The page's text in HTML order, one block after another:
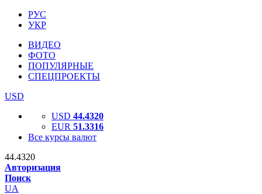
РУС
УКР
ВИДЕО
ФОТО
ПОПУЛЯРНЫЕ
СПЕЦПРОЕКТЫ
USD
USD 44.4320
EUR 51.3316
Все курсы валют
44.4320
Авторизация
Поиск
UA